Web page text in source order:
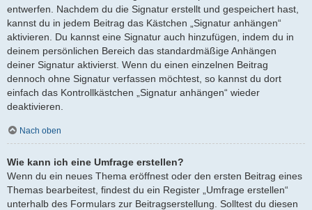
entwerfen. Nachdem du die Signatur erstellt und gespeichert hast,
kannst du in jedem Beitrag das Kästchen „Signatur anhängen“
aktivieren. Du kannst eine Signatur auch hinzufügen, indem du in
deinem persönlichen Bereich das standardmäßige Anhängen
deiner Signatur aktivierst. Wenn du einen einzelnen Beitrag
dennoch ohne Signatur verfassen möchtest, so kannst du dort
einfach das Kontrollkästchen „Signatur anhängen“ wieder
deaktivieren.
Nach oben
Wie kann ich eine Umfrage erstellen?
Wenn du ein neues Thema eröffnest oder den ersten Beitrag eines
Themas bearbeitest, findest du ein Register „Umfrage erstellen“
unterhalb des Formulars zur Beitragserstellung. Solltest du diesen